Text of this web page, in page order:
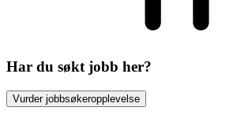
Har du søkt jobb her?
Vurder jobbsøkeropplevelse